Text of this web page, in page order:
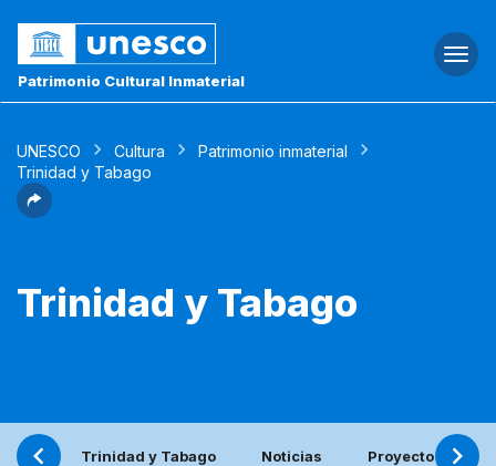
Patrimonio Cultural Inmaterial
UNESCO Cultura
Patrimonio inmaterial
Trinidad y Tabago
Trinidad y Tabago
Trinidad y Tabago Noticias Proyecto